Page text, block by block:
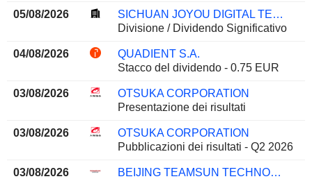
05/08/2026
SICHUAN JOYOU DIGITAL TECHNOLOGIES CO.,LTD.
Divisione / Dividendo Significativo
04/08/2026
QUADIENT S.A.
Stacco del dividendo - 0.75 EUR
03/08/2026
OTSUKA CORPORATION
Presentazione dei risultati
03/08/2026
OTSUKA CORPORATION
Pubblicazioni dei risultati - Q2 2026
03/08/2026
BEIJING TEAMSUN TECHNOLOGY CO.,LTD.